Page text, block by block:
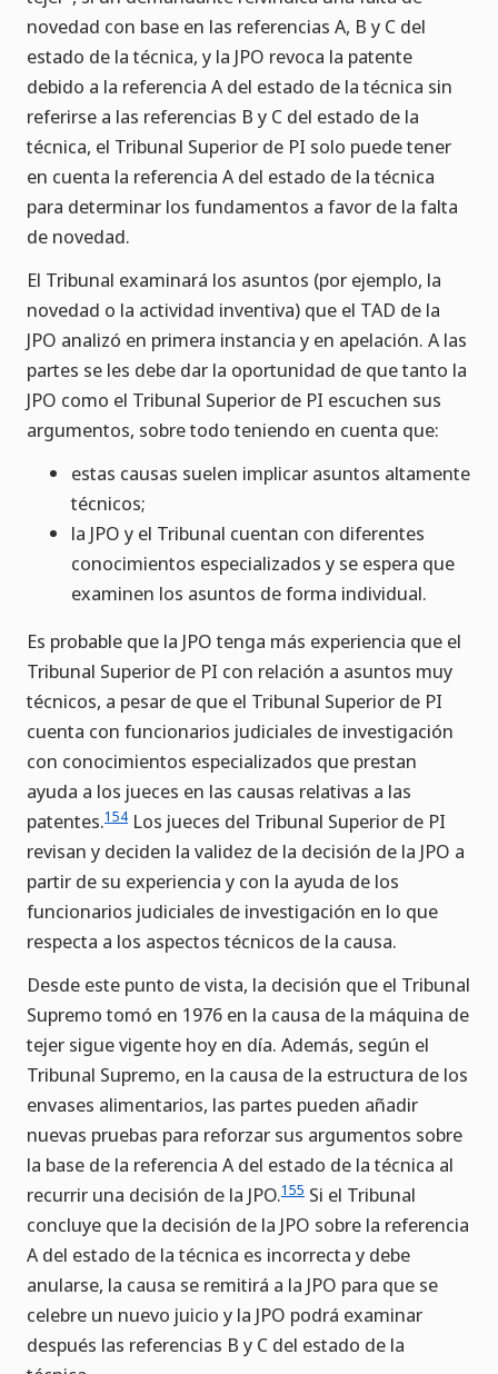
novedad con base en las referencias A, B y C del
estado de la técnica, y la JPO revoca la patente
debido a la referencia A del estado de la técnica sin
referirse a las referencias B y C del estado de la
técnica, el Tribunal Superior de PI solo puede tener
en cuenta la referencia A del estado de la técnica
para determinar los fundamentos a favor de la falta
de novedad.
El Tribunal examinará los asuntos (por ejemplo, la
novedad o la actividad inventiva) que el TAD de la
JPO analizó en primera instancia y en apelación. A las
partes se les debe dar la oportunidad de que tanto la
JPO como el Tribunal Superior de PI escuchen sus
argumentos, sobre todo teniendo en cuenta que:
estas causas suelen implicar asuntos altamente
técnicos;
la JPO y el Tribunal cuentan con diferentes
conocimientos especializados y se espera que
examinen los asuntos de forma individual.
Es probable que la JPO tenga más experiencia que el
Tribunal Superior de PI con relación a asuntos muy
técnicos, a pesar de que el Tribunal Superior de PI
cuenta con funcionarios judiciales de investigación
con conocimientos especializados que prestan
ayuda a los jueces en las causas relativas a las
patentes.154 Los jueces del Tribunal Superior de PI
revisan y deciden la validez de la decisión de la JPO a
partir de su experiencia y con la ayuda de los
funcionarios judiciales de investigación en lo que
respecta a los aspectos técnicos de la causa.
Desde este punto de vista, la decisión que el Tribunal
Supremo tomó en 1976 en la causa de la máquina de
tejer sigue vigente hoy en día. Además, según el
Tribunal Supremo, en la causa de la estructura de los
envases alimentarios, las partes pueden añadir
nuevas pruebas para reforzar sus argumentos sobre
la base de la referencia A del estado de la técnica al
recurrir una decisión de la JPO.155 Si el Tribunal
concluye que la decisión de la JPO sobre la referencia
A del estado de la técnica es incorrecta y debe
anularse, la causa se remitirá a la JPO para que se
celebre un nuevo juicio y la JPO podrá examinar
después las referencias B y C del estado de la